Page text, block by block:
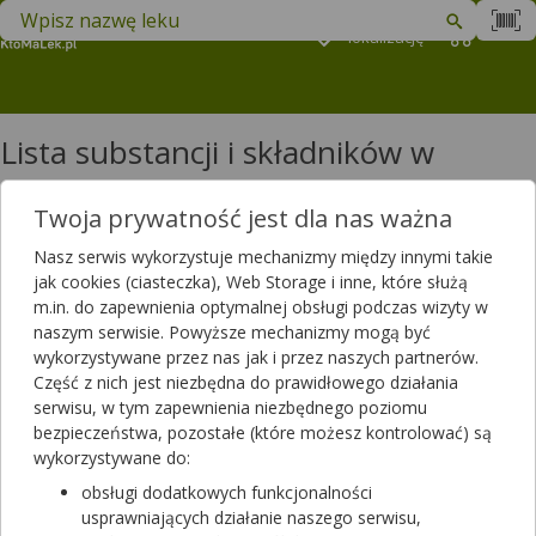
lokalizację
Znajdź lek w swojej okolicy
Lista substancji i składników w
produktach: litera H
Lista substancji i składników w produktach: litera H
Hakorośl
Haloperydol
Handroanthus impetiginosus
Harpagozydy
Hederageniny
Hederakozyd C
Hemoglobina
Heparinoidum, Suprarenali extractum, Acidum salicylicum
Heparyna
Heparynoidy
Twoja prywatność jest dla nas ważna
Nasz serwis wykorzystuje mechanizmy między innymi takie
jak cookies (ciasteczka), Web Storage i inne, które służą
m.in. do zapewnienia optymalnej obsługi podczas wizyty w
naszym serwisie. Powyższe mechanizmy mogą być
wykorzystywane przez nas jak i przez naszych partnerów.
Część z nich jest niezbędna do prawidłowego działania
serwisu, w tym zapewnienia niezbędnego poziomu
bezpieczeństwa, pozostałe (które możesz kontrolować) są
wykorzystywane do:
obsługi dodatkowych funkcjonalności
usprawniających działanie naszego serwisu,